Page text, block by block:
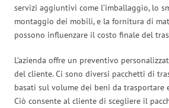
servizi aggiuntivi come l’imballaggio, lo
montaggio dei mobili, e la fornitura di
possono influenzare il costo finale del
L’azienda offre un preventivo
del cliente. Ci sono diversi pacchetti di
basati sul volume dei beni da trasportare
Ciò consente al cliente di scegliere il